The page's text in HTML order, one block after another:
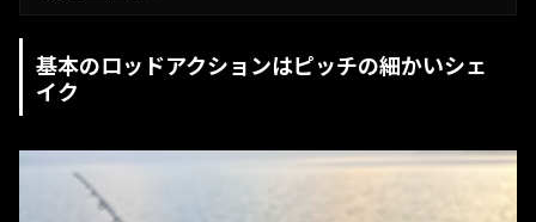
基本のロッドアクションはピッチの細かいシェ
イク